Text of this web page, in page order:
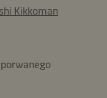
Kikkoman